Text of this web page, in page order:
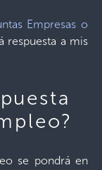
Empresas o
respuesta a mis
se pondrá en